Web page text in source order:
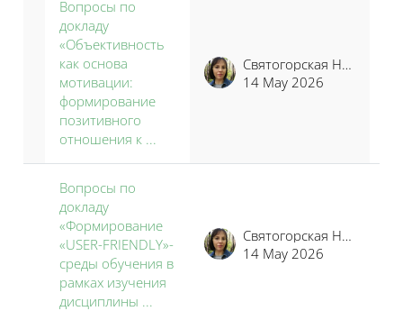
Вопросы по
докладу
«Объективность
как основа
мотивации:
формирование
позитивного
отношения к ...
Святогорская Наталья Владимировна
14 May 2026
Вопросы по
докладу
«Формирование
«USER-FRIENDLY»-
среды обучения в
рамках изучения
дисциплины ...
Святогорская Наталья Владимировна
14 May 2026